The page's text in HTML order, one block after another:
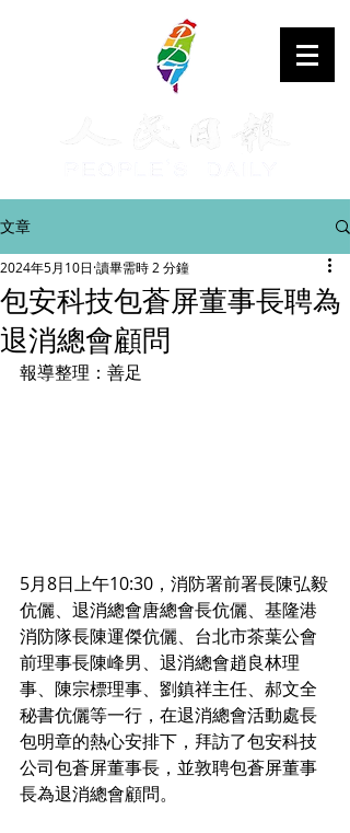
文章
包安科技包蒼屏董事長聘為
退消總會顧問
2024年5月10日 讀畢需時 2 分鐘
報導整理：善足
5月8日上午10:30，消防署前署長陳弘毅
伉儷、退消總會唐總會長伉儷、基隆港
消防隊長陳運傑伉儷、台北市茶葉公會
前理事長陳峰男、退消總會趙良林理
事、陳宗標理事、劉鎮祥主任、郝文全
秘書伉儷等一行，在退消總會活動處長
包明章的熱心安排下，拜訪了包安科技
公司包蒼屏董事長，並敦聘包蒼屏董事
長為退消總會顧問。